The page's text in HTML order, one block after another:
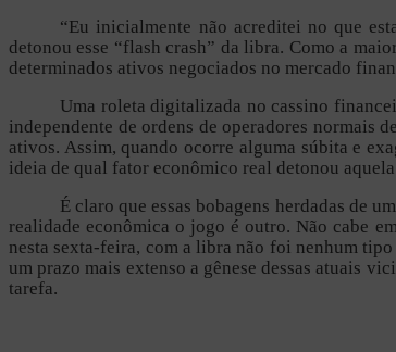
“Eu inicialmente não acreditei no que
detonou esse “flash crash” da libra. Como a
determinados ativos negociados no mercado
Uma roleta digitalizada no cassino
independente de ordens de operadores normais
ativos. Assim, quando ocorre alguma súbita e
ideia de qual fator econômico real detonou
É claro que essas bobagens herdadas de
realidade econômica o jogo é outro. Não cabe
nesta sexta-feira, com a libra não foi nenhum
um prazo mais extenso a gênese dessas atuais
tarefa.